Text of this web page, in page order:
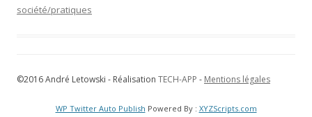
société/pratiques
©2016 André Letowski - Réalisation TECH-APP - Mentions légales
WP Twitter Auto Publish Powered By : XYZScripts.com